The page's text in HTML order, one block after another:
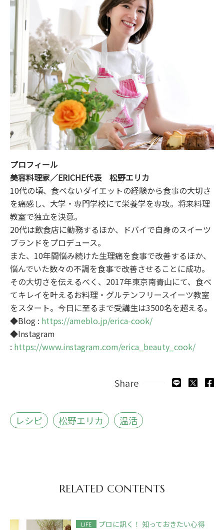
プロフィール
美容料理家／ERICHE代表 松野エリカ
10代の頃、食べないダイエットの経験から食事の大切さ
を痛感し、大学・専門学校にて栄養学を専攻。将来料理
教室で独立を決意。
20代は飲食店に勤務するほか、ドバイで自身のスイーツ
ブランドをプロデュース。
また、10年間悩み続けた生理痛を食事で改善するほか、
悩んでいた数々の不調を食事で改善させることに成功。
その大切さを伝えるべく、2017年東京南青山にて、食べ
てキレイを叶えるお料理・グルテンフリースイーツ教室
をスタート。今日に至るまで受講生は3500名を超える。
◆Blog : https://ameblo.jp/erica-cook/
◆Instagram
: https://www.instagram.com/erica_beauty_cook/
Share
レシピ 松野エリカ 温活
RELATED CONTENTS
LIFE
プロに訊く！ 知っておきたい心得